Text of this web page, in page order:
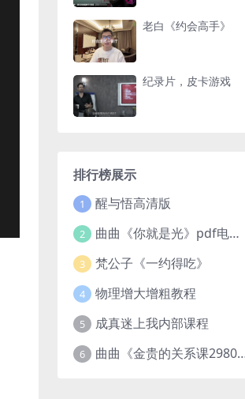
老白《约会高手》
纪录片，皮卡游戏
排行榜展示
1 醒与悟高清版
2 曲曲《你就是光》pdf电子版
3 梵公子《一约得吃》
4 物理增大增粗教程
5 成真迷上我内部课程
6 曲曲《金贵的